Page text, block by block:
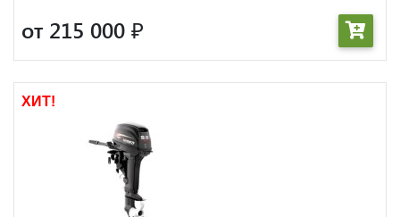
от 215 000 ₽
ХИТ!